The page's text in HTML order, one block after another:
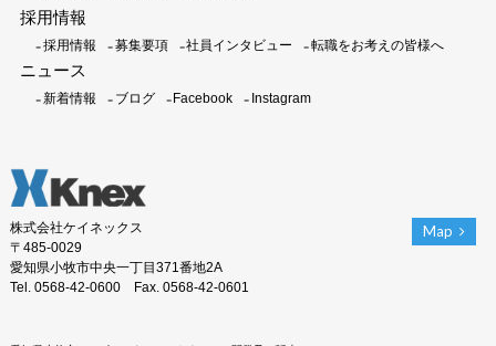
採用情報
採用情報 募集要項 社員インタビュー 転職をお考えの皆様へ
ニュース
新着情報 ブログ Facebook Instagram
株式会社ケイネックス
〒485-0029
愛知県小牧市中央一丁目371番地2A
Tel. 0568-42-0600 Fax. 0568-42-0601
Map